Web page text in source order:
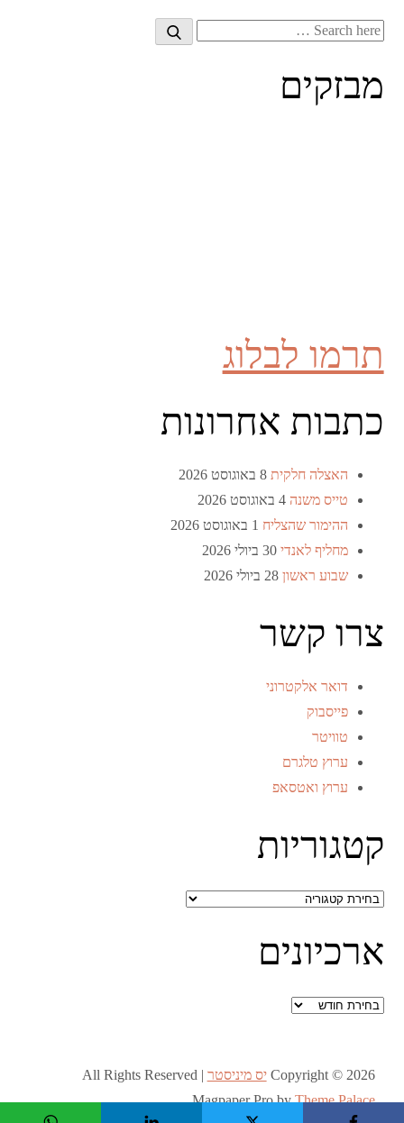
Search
Search
מבזקים
תרמו לבלוג
כתבות אחרונות
האצלה חלקית 8 באוגוסט 2026
טייס משנה 4 באוגוסט 2026
ההימור שהצליח 1 באוגוסט 2026
מחליף לאנדי 30 ביולי 2026
שבוע ראשון 28 ביולי 2026
צרו קשר
דואר אלקטרוני
פייסבוק
טוויטר
ערוץ טלגרם
ערוץ ואטסאפ
קטגוריות
קטגוריות
ארכיונים
ארכיונים
Copyright © 2026 יס מיניסטר All Rights Reserved |
Magpaper Pro byTheme Palace